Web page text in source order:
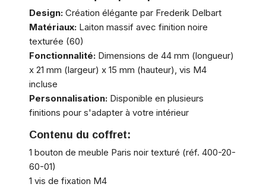
Design: Création élégante par Frederik Delbart
Matériaux: Laiton massif avec finition noire
texturée (60)
Fonctionnalité: Dimensions de 44 mm (longueur)
x 21 mm (largeur) x 15 mm (hauteur), vis M4
incluse
Personnalisation: Disponible en plusieurs
finitions pour s'adapter à votre intérieur
Contenu du coffret:
1 bouton de meuble Paris noir texturé (réf. 400-20-
60-01)
1 vis de fixation M4